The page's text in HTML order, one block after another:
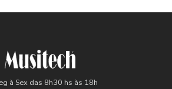
à Sex das 8h30 hs às 18h